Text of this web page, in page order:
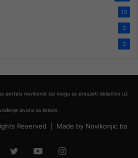
13
2
2
portalu novikonjic.ba mogu se preuzeti isključivo uz
izvora sa linkom.
Reserved | Made by Novikonjic.ba
Facebook
Twitter YouTubeInstagram